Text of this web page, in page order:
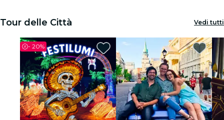
Tour delle Città Vedi tutti
- 20%